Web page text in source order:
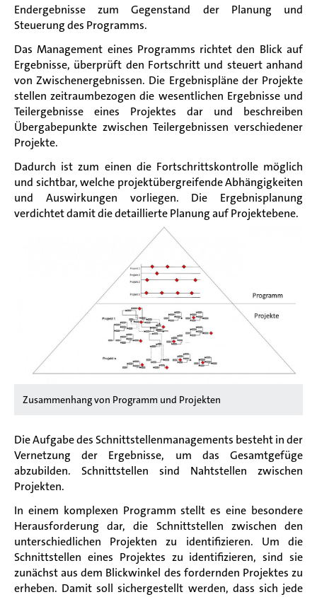
Endergebnisse zum Gegenstand der Planung und
Steuerung des Programms.
Das Management eines Programms richtet den Blick auf
Ergebnisse, überprüft den Fortschritt und steuert anhand
von Zwischenergebnissen. Die Ergebnispläne der Projekte
stellen zeitraumbezogen die wesentlichen Ergebnisse und
Teilergebnisse eines Projektes dar und beschreiben
Übergabepunkte zwischen Teilergebnissen verschiedener
Projekte.
Dadurch ist zum einen die Fortschrittskontrolle möglich
und sichtbar, welche projektübergreifende Abhängigkeiten
und Auswirkungen vorliegen. Die Ergebnisplanung
verdichtet damit die detaillierte Planung auf Projektebene.
Zusammenhang von Programm und Projekten
Die Aufgabe des Schnittstellenmanagements besteht in der
Vernetzung der Ergebnisse, um das Gesamtgefüge
abzubilden. Schnittstellen sind Nahtstellen zwischen
Projekten.
In einem komplexen Programm stellt es eine besondere
Herausforderung dar, die Schnittstellen zwischen den
unterschiedlichen Projekten zu identifizieren. Um die
Schnittstellen eines Projektes zu identifizieren, sind sie
zunächst aus dem Blickwinkel des fordernden Projektes zu
erheben. Damit soll sichergestellt werden, dass sich jede